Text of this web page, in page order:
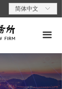
끀
ꀅ
简体中文